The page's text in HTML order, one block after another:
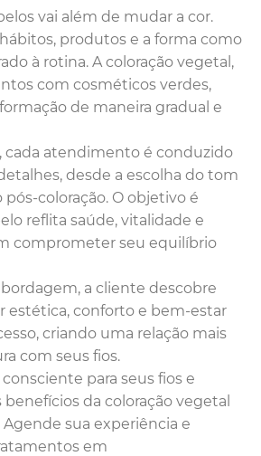
vai além de mudar a cor.
produtos e a forma como
à rotina. A coloração vegetal,
com cosméticos verdes,
de maneira gradual e
cada atendimento é conduzido
desde a escolha do tom
coloração. O objetivo é
reflita saúde, vitalidade e
comprometer seu equilíbrio
a cliente descobre
estética, conforto e bem-estar
criando uma relação mais
com seus fios.
para seus fios e
da coloração vegetal
Agende sua experiência e
em